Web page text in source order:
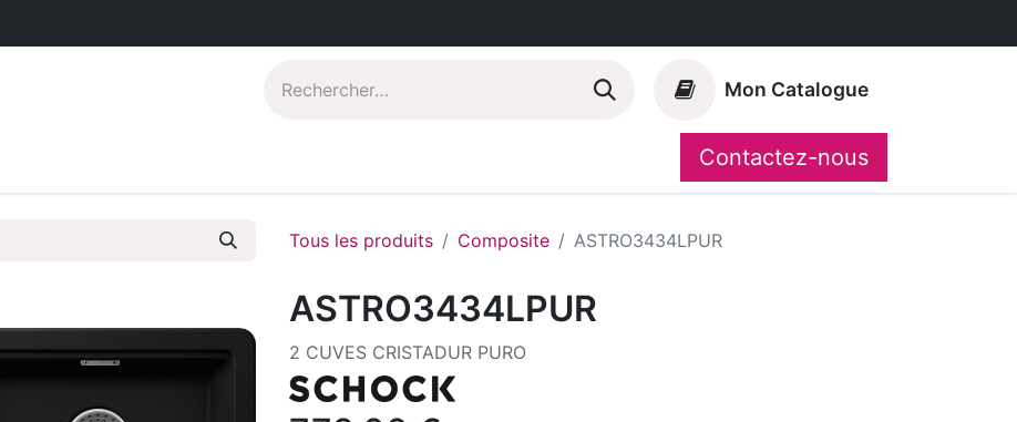
Mon Catalogue
CompoShop
Contactez-nous
Tous les produits Composite ASTRO3434LPUR
ASTRO3434LPUR
2 CUVES CRISTADUR PURO